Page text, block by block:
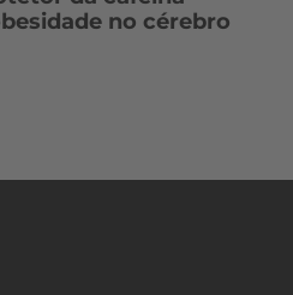
no cérebro